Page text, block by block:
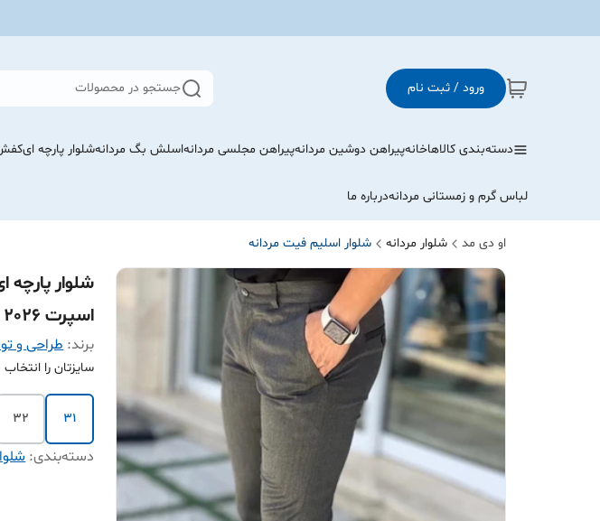
ورود / ثبت نام جستجو در محصولات
دسته‌بندی کالاهاخانهپیراهن دوشین مردانهپیراهن مجلسی مردانهاسلش بگ مردانهشلوار پارچه ای
لباس گرم و زمستانی مردانهدرباره ما
او دی مد شلوار مردانه شلوار اسلیم فیت مردانه
شلوار
اسپرت 2026
برند: طراحی و
سایزتان را انتخاب
31
32
دسته‌بندی: